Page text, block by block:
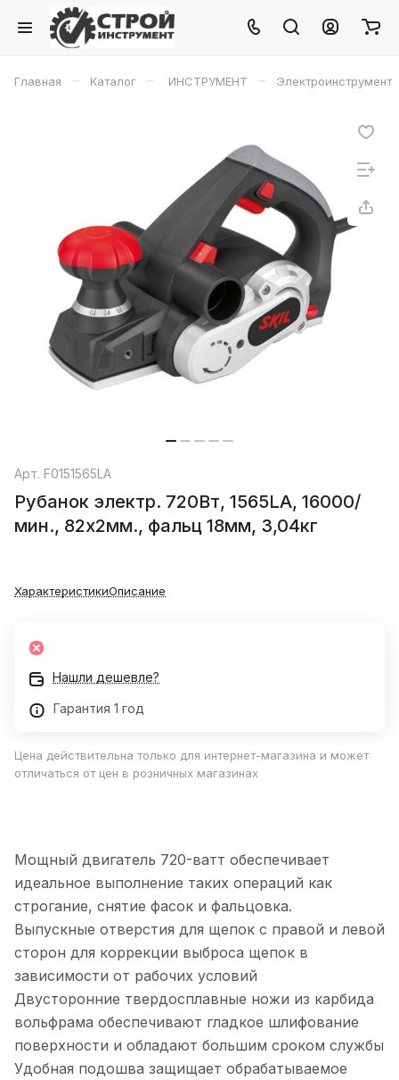
Главная – Каталог – ИНСТРУМЕНТ – Электроинструмент
Арт. F0151565LA
Рубанок электр. 720Вт, 1565LA, 16000/
мин., 82х2мм., фальц 18мм, 3,04кг
ХарактеристикиОписание
Нашли дешевле?
Гарантия 1 год
Цена действительна только для интернет-магазина и может
отличаться от цен в розничных магазинах
Мощный двигатель 720-ватт обеспечивает
идеальное выполнение таких операций как
строгание, снятие фасок и фальцовка.
Выпускные отверстия для щепок с правой и левой
сторон для коррекции выброса щепок в
зависимости от рабочих условий
Двусторонние твердосплавные ножи из карбида
вольфрама обеспечивают гладкое шлифование
поверхности и обладают большим сроком службы
Удобная подошва защищает обрабатываемое